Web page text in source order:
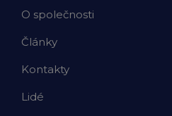
O společnosti
Články
Kontakty
Lidé